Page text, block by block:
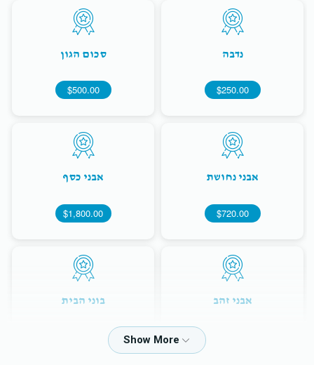
נדבה
$250.00
סכום הגון
$500.00
אבני נחושת
$720.00
אבני כסף
$1,800.00
אבני זהב בוני הבית